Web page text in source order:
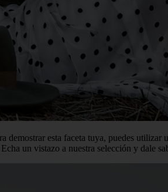
demostrar esta faceta tuya, puedes
un vistazo a nuestra selección y dale